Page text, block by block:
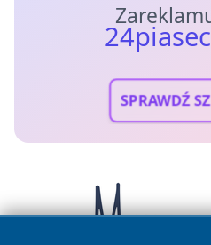
SPRAWDŹ